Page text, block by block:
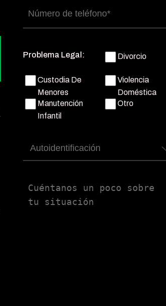
Número
de
Problema Legal: Divorcio
Custodia De
Menores
Violencia
Doméstica
Manutención
Infantil
Otro
Autoidentificación
Untitled